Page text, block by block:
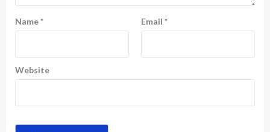
Name* Email *
Website